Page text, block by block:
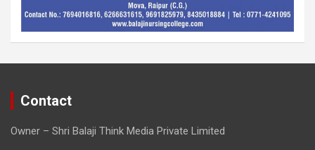
Contact
Owner – Shri Balaji Think Media Private Limited